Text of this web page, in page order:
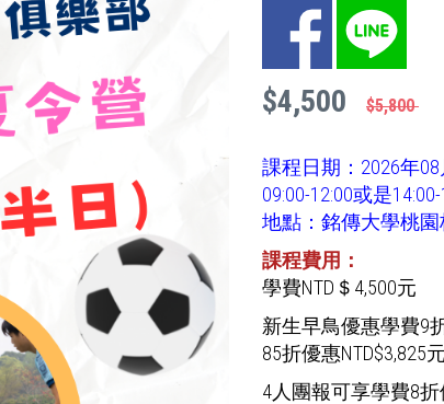
Facebook LINE
$4,500 $5,800
課程日期：2026年
09:00-12:00或是14:00-
地點：銘傳大學桃
課程費用：
學費NTD＄4,500元
新生早鳥優惠學費9
85折優惠NTD$3,825
4人團報可享學費8